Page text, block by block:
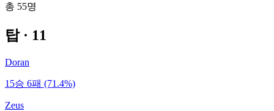
총 55명
탑· 11
Doran
15승 6패 (71.4%)
Zeus